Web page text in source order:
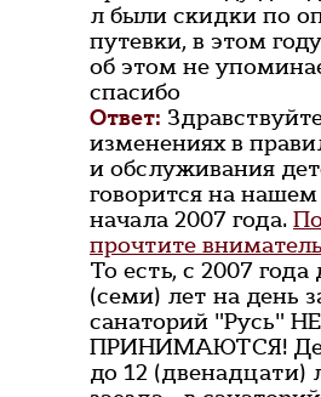
л были скидки по
путевки, в этом
об этом не
спасибо
Ответ:
изменениях в
и обслуживания
говорится на нашем
начала 2007 года.
прочтите
То есть, с 2007
(семи) лет на день
санаторий "Русь" НЕ
ПРИНИМАЮТСЯ!
до 12 (двенадцати)